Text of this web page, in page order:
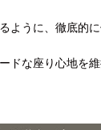
ように、徹底的
ドな座り心地を維